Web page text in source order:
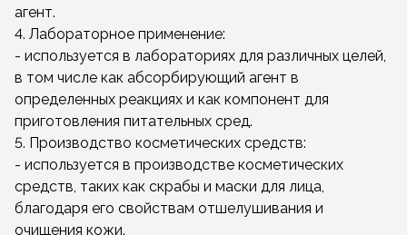
агент.
4. Лабораторное применение:
- используется в лабораториях для различных целей,
в том числе как абсорбирующий агент в
определенных реакциях и как компонент для
приготовления питательных сред.
5. Производство косметических средств:
- используется в производстве косметических
средств, таких как скрабы и маски для лица,
благодаря его свойствам отшелушивания и
очищения кожи.